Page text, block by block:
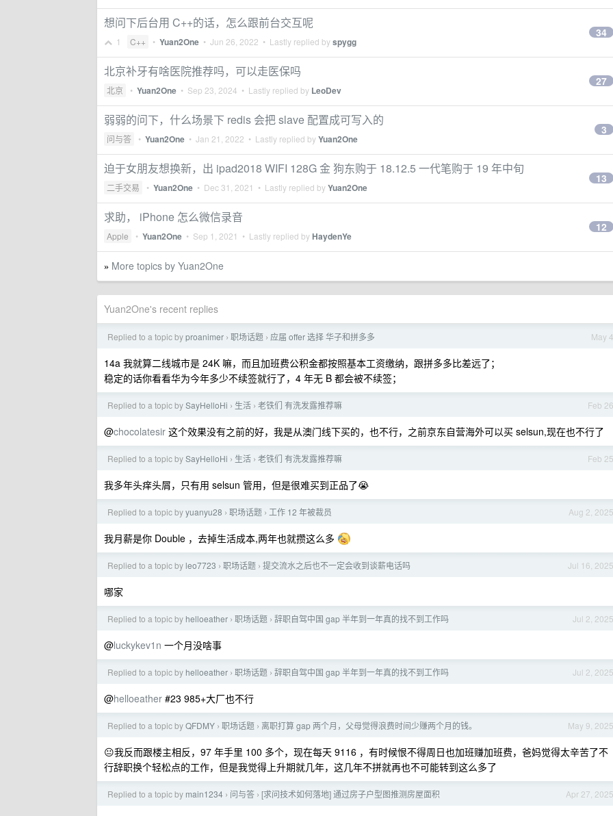
想问下后台用 C++的话，怎么跟前台交互呢
1 C++ • Yuan2One • Jun 26, 2022 • Lastly replied byspygg
34
北京补牙有啥医院推荐吗，可以走医保吗
北京 • Yuan2One • Sep 23, 2024 • Lastly replied by LeoDev
27
弱弱的问下，什么场景下 redis 会把 slave 配置成可写入的
问与答 • Yuan2One • Jan 21, 2022 • Lastly replied byYuan2One
3
迫于女朋友想换新，出 ipad2018 WIFI 128G 金 狗东购于 18.12.5 一代笔购于 19 年中旬
二手交易 • Yuan2One • Dec 31, 2021 • Lastly replied byYuan2One
13
求助， iPhone 怎么微信录音
Apple • Yuan2One • Sep 1, 2021 • Lastly replied byHaydenYe
12
» More topics by Yuan2One
Yuan2One's recent replies
May 4
Replied to a topic byproanimer › 职场话题 › 应届 offer 选择 华子和拼多多
14a 我就算二线城市是 24K 嘛，而且加班费公积金都按照基本工资缴纳，跟拼多多比差远了；
稳定的话你看看华为今年多少不续签就行了，4 年无 B 都会被不续签；
Feb 26
Replied to a topic bySayHelloHi › 生活 › 老铁们 有洗发露推荐嘛
@chocolatesir 这个效果没有之前的好，我是从澳门线下买的，也不行，之前京东自营海外可以买 selsun,现在也不行了
Feb 25
Replied to a topic bySayHelloHi › 生活 › 老铁们 有洗发露推荐嘛
我多年头痒头屑，只有用 selsun 管用，但是很难买到正品了😭
Aug 2, 2025
Replied to a topic byyuanyu28 › 职场话题 › 工作 12 年被裁员
我月薪是你 Double ，去掉生活成本,两年也就攒这么多
Jul 16, 2025
Replied to a topic by leo7723 › 职场话题 › 提交流水之后也不一定会收到谈薪电话吗
哪家
Jul 2, 2025
Replied to a topic by helloeather › 职场话题 › 辞职自驾中国 gap 半年到一年真的找不到工作吗
@luckykev1n 一个月没啥事
Jul 2, 2025
Replied to a topic by helloeather › 职场话题 › 辞职自驾中国 gap 半年到一年真的找不到工作吗
@helloeather #23 985+大厂也不行
May 9, 2025
Replied to a topic byQFDMY › 职场话题 › 离职打算 gap 两个月，父母觉得浪费时间少赚两个月的钱。
😐我反而跟楼主相反，97 年手里 100 多个，现在每天 9116 ，有时候恨不得周日也加班赚加班费，爸妈觉得太辛苦了不
行辞职换个轻松点的工作，但是我觉得上升期就几年，这几年不拼就再也不可能转到这么多了
Apr 27, 2025
Replied to a topic by main1234 › 问与答 › [求问技术如何落地] 通过房子户型图推测房屋面积